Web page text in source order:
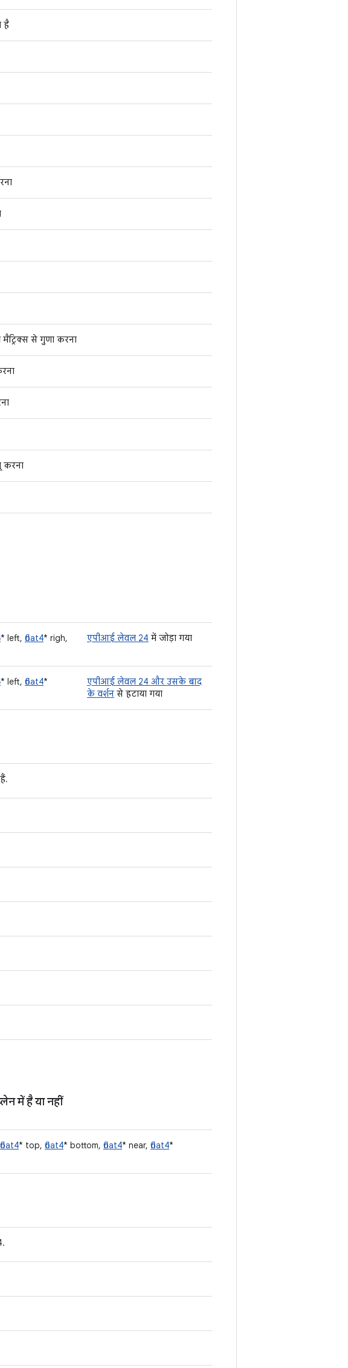
है
से गुणा करना
करना
* left, float4* righ,
एपीआई लेवल 24 में जोड़ा गया
* left, float4*
एपीआई लेवल 24 और उसके बाद
के वर्शन से हटाया गया
में है या नहीं
float4* top, float4* bottom, float4* near, float4*